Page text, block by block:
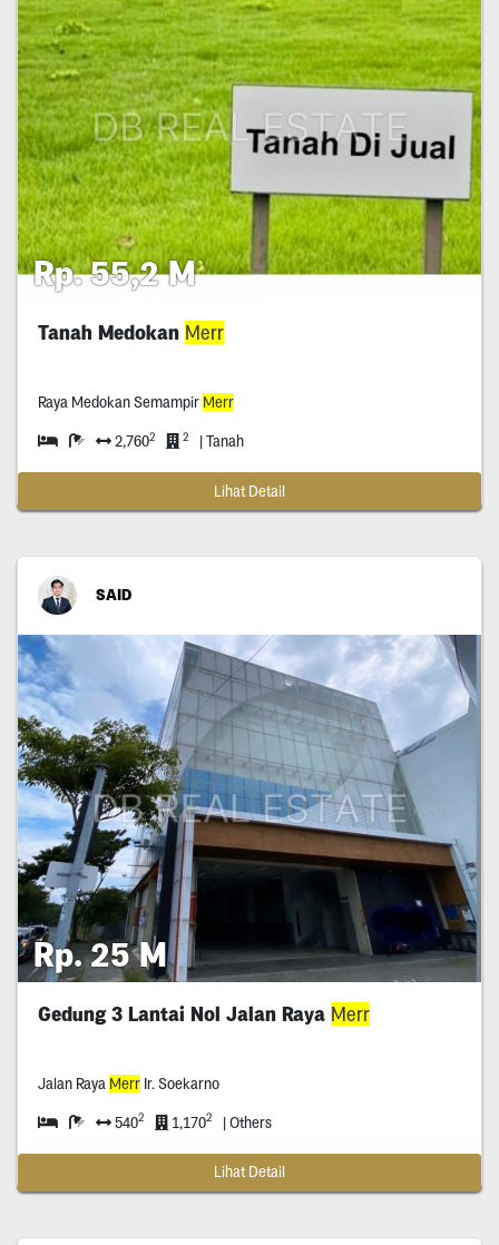
Rp. 55,2 M
Tanah Medokan Merr
Raya Medokan Semampir Merr
2,7602 2 | Tanah
Lihat Detail
SAID
Rp. 25 M
Gedung 3 Lantai Nol Jalan Raya Merr
Jalan Raya MerrIr. Soekarno
5402 1,1702 | Others
Lihat Detail